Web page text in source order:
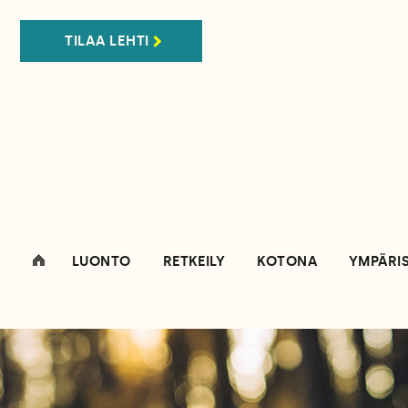
TILAA LEHTI
LUONTO RETKEILY KOTONA